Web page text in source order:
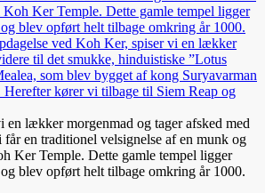
en lækker morgenmad og tager afsked med
en traditionel velsignelse af en munk og
Ker Temple. Dette gamle tempel ligger
blev opført helt tilbage omkring år 1000.